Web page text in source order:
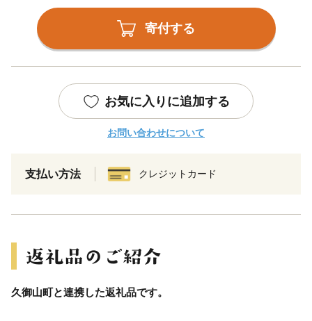
寄付する
お気に入りに追加する
お問い合わせについて
支払い方法 クレジットカード
久御山町と連携した返礼品です。